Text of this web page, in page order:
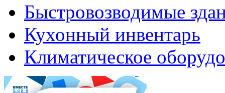
Быстровозводимые
Кухонный инвентарь
Климатическое